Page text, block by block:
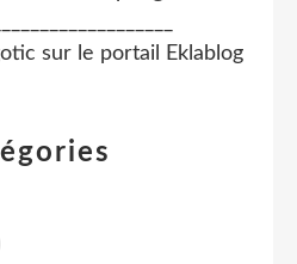
sur le portail Eklablog